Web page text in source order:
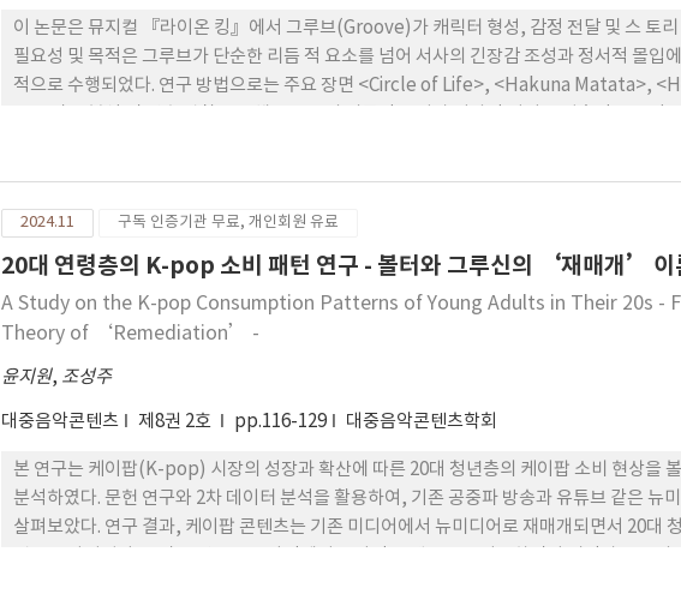
이 논문은 뮤지컬 『라이온 킹』에서 그루브(Groove)가 캐릭터 형성, 감정 전달 및 스 토
필요성 및 목적은 그루브가 단순한 리듬 적 요소를 넘어 서사의 긴장감 조성과 정서적 몰입
적으로 수행되었다. 연구 방법으로는 주요 장면 <Circle of Life>, <Hakuna Matata>,
적 동선 등을 분석하여 각 장면에서 그루브가 어떻게 구현되고, 캐릭터와 서사에 어떠한
하였다.
2024.11 구독 인증기관 무료, 개인회원 유료
20대 연령층의 K-pop 소비 패턴 연구 - 볼터와 그루신의 ‘재매개’ 이
A Study on the K-pop Consumption Patterns of Young Adults in Their 20s -
Theory of ‘Remediation’ -
윤지원, 조성주
대중음악콘텐츠 제8권 2호 pp.116-129 대중음악콘텐츠학회
본 연구는 케이팝(K-pop) 시장의 성장과 확산에 따른 20대 청년층의 케이팝 소비 현상을
분석하였다. 문헌 연구와 2차 데이터 분석을 활용하여, 기존 공중파 방송과 유튜브 같은 뉴
살펴보았다. 연구 결과, 케이팝 콘텐츠는 기존 미디어에서 뉴미디어로 재매개되면서 20대
으며, 직캠과 같은 개인화된 콘텐츠의 대중화는 팬들의 선호도를 반영하여 케이팝 콘텐츠